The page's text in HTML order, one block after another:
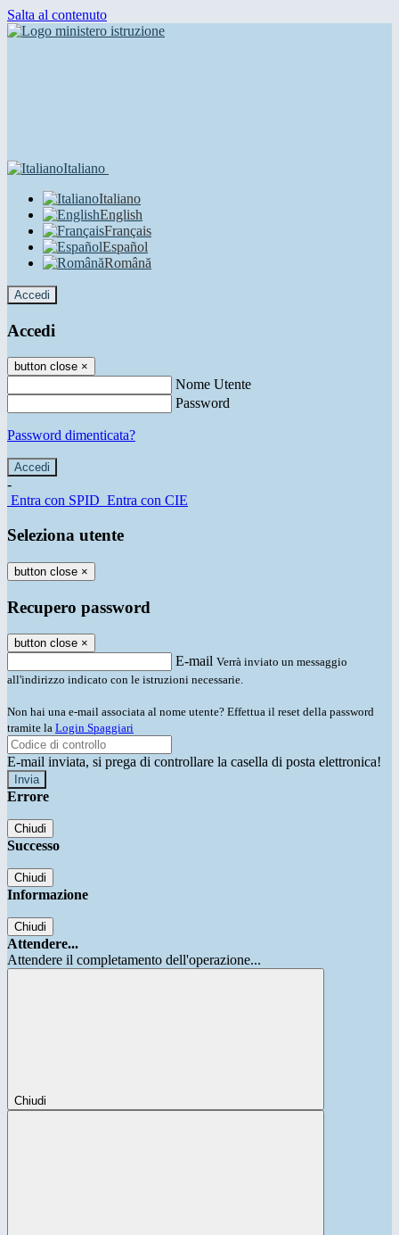
Salta al contenuto
Italiano
Italiano
English
Français
Español
Română
Accedi
Accedi
button close ×
Nome Utente
Password
Password dimenticata?
-
Entra con SPID Entra con CIE
Seleziona utente
button close ×
Recupero password
button close ×
E-mail Verrà inviato un messaggio
all'indirizzo indicato con le istruzioni necessarie.
Non hai una e-mail associata al nome utente? Effettua il reset della password
tramite la Login Spaggiari
E-mail inviata, si prega di controllare la casella di posta elettronica!
Errore
Chiudi
Successo
Chiudi
Informazione
Chiudi
Attendere...
Attendere il completamento dell'operazione...
Chiudi